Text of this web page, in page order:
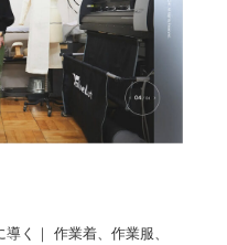
く｜ 作業着、作業服、